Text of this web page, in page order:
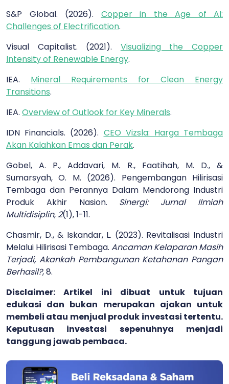
S&P Global. (2026). Copper in the Age of AI:
Challenges of Electrification.
Visual Capitalist. (2021). Visualizing the Copper
Intensity of Renewable Energy.
IEA. Mineral Requirements for Clean Energy
Transitions.
IEA. Overview of Outlook for Key Minerals.
IDN Financials. (2026). CEO Vizsla: Harga Tembaga
Akan Kalahkan Emas dan Perak.
Gobel, A. P., Addavari, M. R., Faatihah, M. D., &
Sumarsyah, O. M. (2026). Pengembangan Hilirisasi
Tembaga dan Perannya Dalam Mendorong Industri
Produk Akhir Nasion. Sinergi: Jurnal Ilmiah
Multidisiplin, 2(1), 1-11.
Chasmir, D., & Iskandar, L. (2023). Revitalisasi Industri
Melalui Hilirisasi Tembaga. Ancaman Kelaparan Masih
Terjadi, Akankah Pembangunan Ketahanan Pangan
Berhasil?, 8.
Disclaimer: Artikel ini dibuat untuk tujuan
edukasi dan bukan merupakan ajakan untuk
membeli atau menjual produk investasi tertentu.
Keputusan investasi sepenuhnya menjadi
tanggung jawab pembaca.